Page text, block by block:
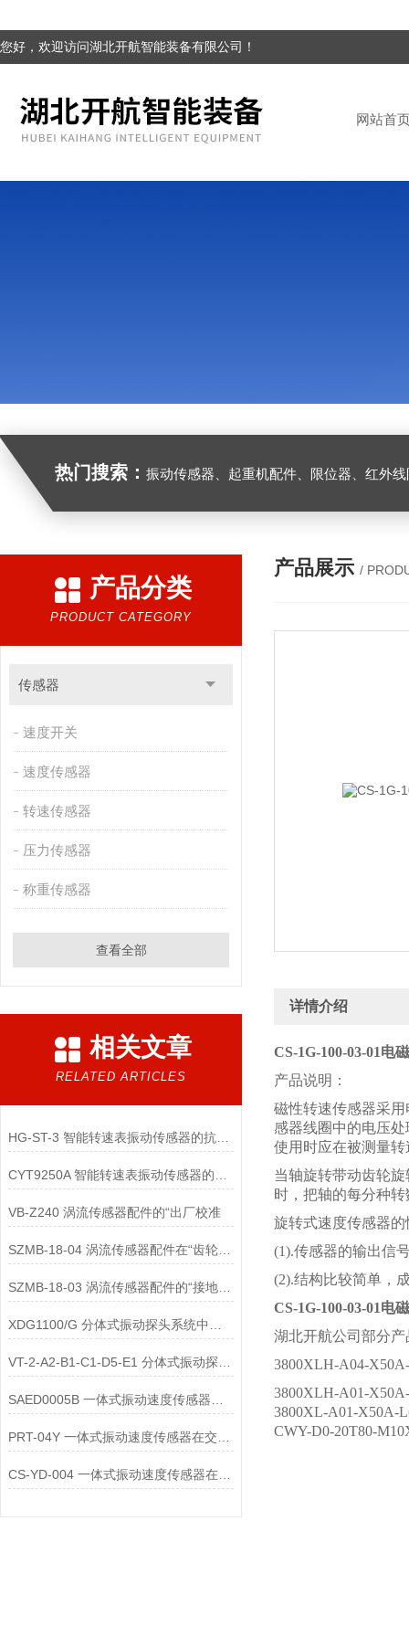
您好，欢迎访问湖北开航智能装备有限公司！
网站首
热门搜索： 振动传感器、起重机配件、限位器、红外线防撞器
产品分类
PRODUCT CATEGORY
传感器
速度开关
速度传感器
转速传感器
压力传感器
称重传感器
查看全部
相关文章
RELATED ARTICLES
HG-ST-3 智能转速表振动传感器的抗电磁干扰设计包含哪些关键技术？
VB-Z240 涡流传感器配件的“出厂校准
SZMB-18-04 涡流传感器配件在“齿轮箱与低速重载机械”监测中的应用
SZMB-18-03 涡流传感器配件的“接地与屏蔽”不良会导致哪些
CS-YD-004 一体式振动速度传感器在能源领域的应用场景有哪些？
产品展示 /
详情介绍
CS-1G-100-03-01电
产品说明：
磁性转速传感器采
感器线圈中的电压
使用时应在被测量
当轴旋转带动齿轮
时，把轴的每分种
旋转式速度传感器的
(1).传感器的输出信
(2).结构比较简单，
CS-1G-100-03-01电
湖北开航公司部分产
3800XLH-A04-
3800XLH-A01-
3800XL-A01-X50A-
CWY-D0-20T80-